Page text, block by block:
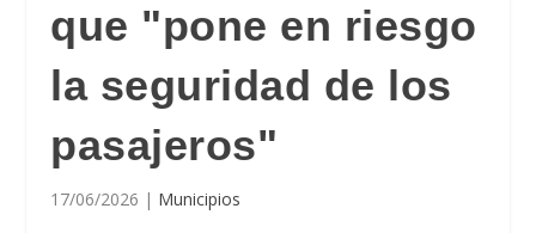
que "pone en riesgo
la seguridad de los
pasajeros"
17/06/2026 | Municipios